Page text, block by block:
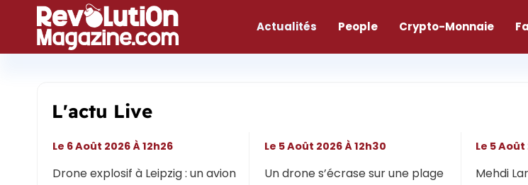
contenu
Actualités People Crypto-Monnaie
L'actu Live
Drone explosif à Leipzig : un avion
Le 6 Août 2026 À 12h26
Un drone s’écrase sur une plage
Le 5 Août 2026 À 12h30
Mehdi
Le 5